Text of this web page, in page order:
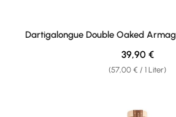
Dartigalongue Double Oaked
(57,00 € / 1 Liter)
Regulärer
39,90 €